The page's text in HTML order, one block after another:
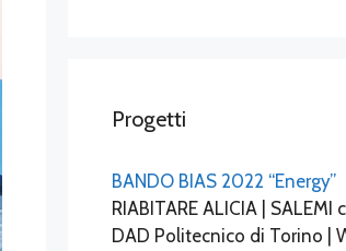
Progetti
BANDO BIAS 2022 “Energy”
RIABITARE ALICIA | SALEMI
DAD Politecnico di Torino |